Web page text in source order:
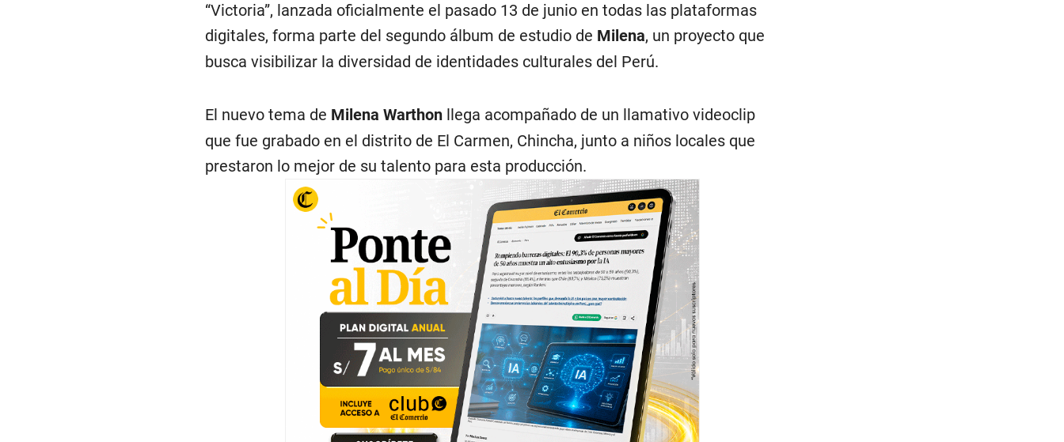
“Victoria”, lanzada oficialmente el pasado 13 de junio en todas las plataformas
digitales, forma parte del segundo álbum de estudio de Milena, un proyecto que
busca visibilizar la diversidad de identidades culturales del Perú.
El nuevo tema de Milena Warthon llega acompañado de un llamativo videoclip
que fue grabado en el distrito de El Carmen, Chincha, junto a niños locales que
prestaron lo mejor de su talento para esta producción.